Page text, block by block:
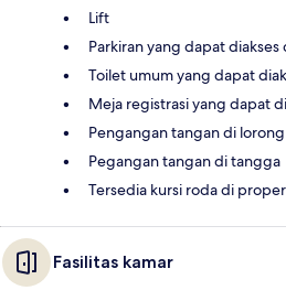
Lift
Parkiran yang dapat
Toilet umum yang dapat
Meja registrasi yang dapat
Pengangan tangan di lorong
Pegangan tangan di tangga
Tersedia kursi roda di
Fasilitas kamar